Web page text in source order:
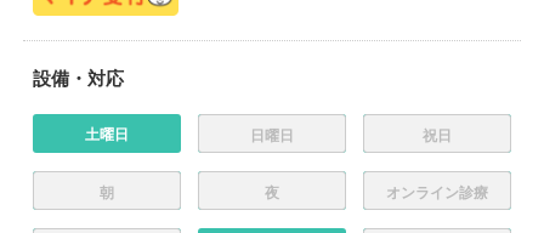
設備・対応
土曜日 日曜日 祝日
朝 夜 オンライン診療